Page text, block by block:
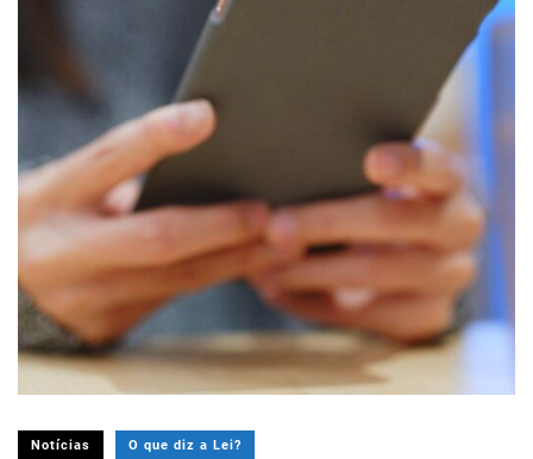
Notícias O que diz a Lei?